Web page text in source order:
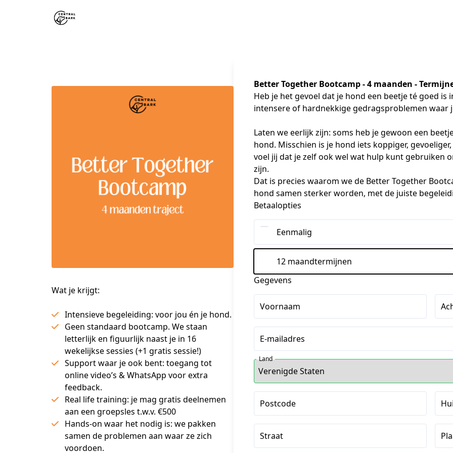
Wat je krijgt:
Intensieve begeleiding: voor jou én je hond.
Geen standaard bootcamp. We staan
letterlijk en figuurlijk naast je in 16
wekelijkse sessies (+1 gratis sessie!)
Support waar je ook bent: toegang tot
online video’s & WhatsApp voor extra
feedback.
Real life training: je mag gratis deelnemen
aan een groepsles t.w.v. €500
Hands-on waar het nodig is: we pakken
samen de problemen aan waar ze zich
voordoen.
Better Together Bootcamp - 4 maanden -
Heb je het gevoel dat je hond een beetje té goed
intensere of hardnekkige gedragsproblemen waar
Laten we eerlijk zijn: soms heb je gewoon een
hond. Misschien is je hond iets koppiger,
voel jij dat je zelf ook wel wat hulp kunt gebruiken
zijn.
Dat is precies waarom we de Better Together
hond samen sterker worden, met de juiste
Betaalopties
Eenmalig
12 maandtermijnen
Gegevens
Voornaam
E-mailadres
Land
Postcode
Straat